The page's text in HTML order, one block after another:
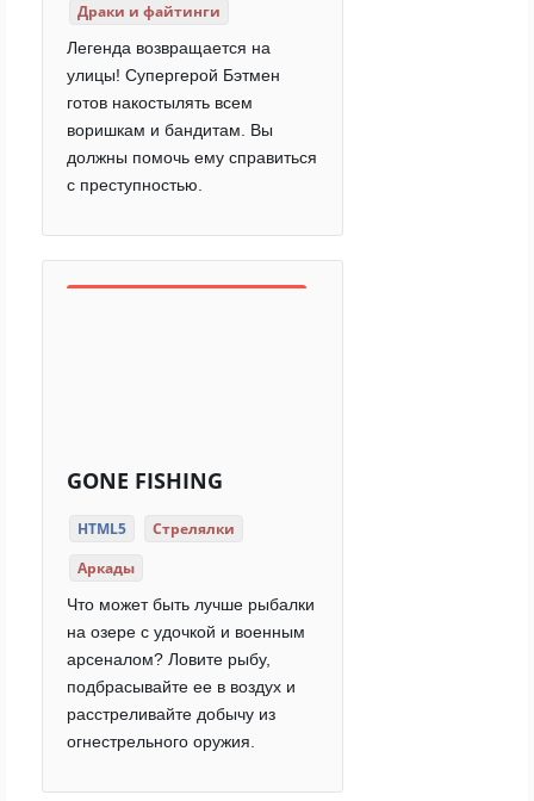
Драки и файтинги
Легенда возвращается на
улицы! Супергерой Бэтмен
готов накостылять всем
воришкам и бандитам. Вы
должны помочь ему справиться
с преступностью.
GONE FISHING
HTML5
Стрелялки
Аркады
Что может быть лучше рыбалки
на озере с удочкой и военным
арсеналом? Ловите рыбу,
подбрасывайте ее в воздух и
расстреливайте добычу из
огнестрельного оружия.